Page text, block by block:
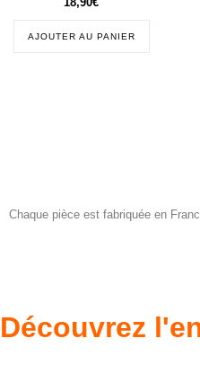
AJOUTER AU PANIER
Chaque pièce est fabriquée en
Découvrez